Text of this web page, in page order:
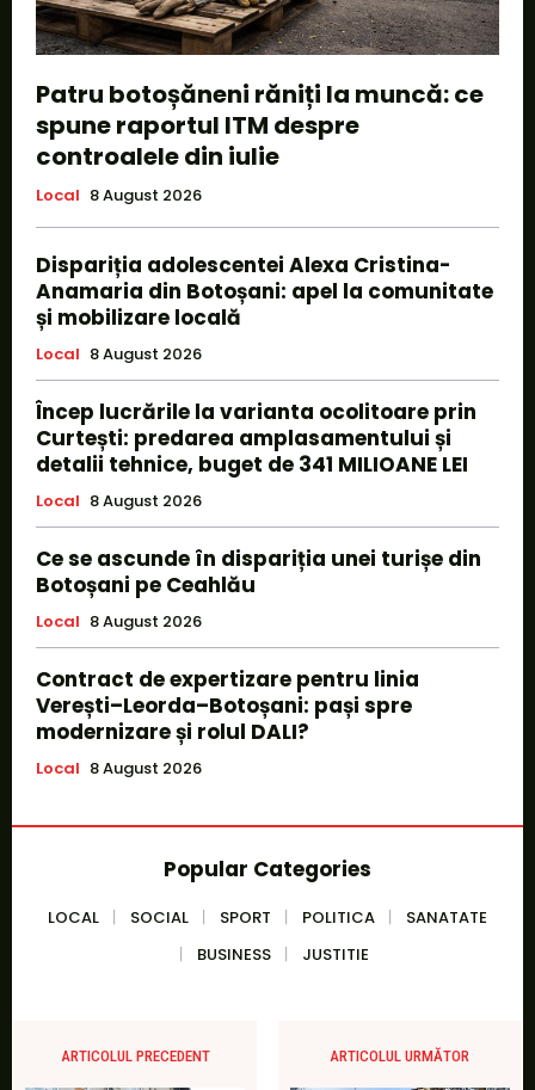
Patru botoșăneni răniți la muncă: ce
spune raportul ITM despre
controalele din iulie
Local 8 August 2026
Dispariția adolescentei Alexa Cristina-
Anamaria din Botoșani: apel la comunitate
și mobilizare locală
Local 8 August 2026
Încep lucrările la varianta ocolitoare prin
Curtești: predarea amplasamentului și
detalii tehnice, buget de 341 MILIOANE LEI
Local 8 August 2026
Ce se ascunde în dispariția unei turișe din
Botoșani pe Ceahlău
Local 8 August 2026
Contract de expertizare pentru linia
Verești–Leorda–Botoșani: pași spre
modernizare și rolul DALI?
Local 8 August 2026
Popular Categories
LOCAL SOCIAL SPORT POLITICA
SANATATE
BUSINESS
JUSTITIE
ARTICOLUL PRECEDENT ARTICOLUL URMĂTOR